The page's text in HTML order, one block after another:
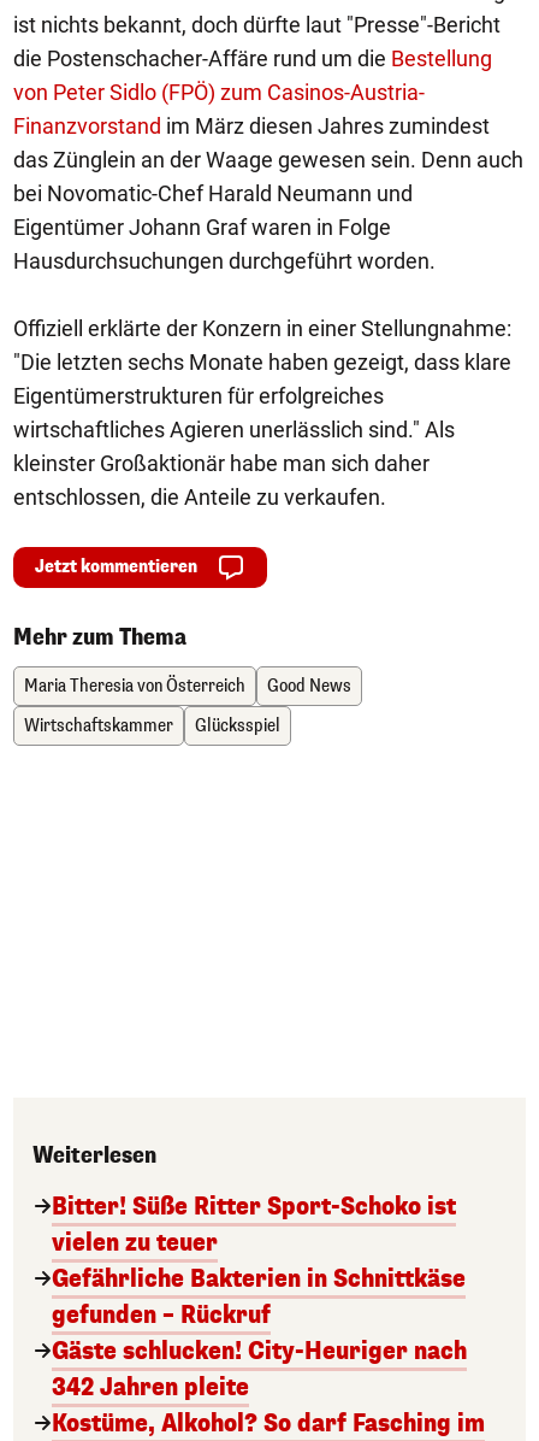
ist nichts bekannt, doch dürfte laut "Presse"-Bericht
die Postenschacher-Affäre rund um die Bestellung
von Peter Sidlo (FPÖ) zum Casinos-Austria-
Finanzvorstand im März diesen Jahres zumindest
das Zünglein an der Waage gewesen sein. Denn auch
bei Novomatic-Chef Harald Neumann und
Eigentümer Johann Graf waren in Folge
Hausdurchsuchungen durchgeführt worden.
Offiziell erklärte der Konzern in einer Stellungnahme:
"Die letzten sechs Monate haben gezeigt, dass klare
Eigentümerstrukturen für erfolgreiches
wirtschaftliches Agieren unerlässlich sind." Als
kleinster Großaktionär habe man sich daher
entschlossen, die Anteile zu verkaufen.
Jetzt kommentieren
Mehr zum Thema
Maria Theresia von Österreich
Good News
Wirtschaftskammer
Glücksspiel
Weiterlesen
Bitter! Süße Ritter Sport-Schoko ist
vielen zu teuer
Gefährliche Bakterien in Schnittkäse
gefunden – Rückruf
Gäste schlucken! City-Heuriger nach
342 Jahren pleite
Kostüme, Alkohol? So darf Fasching im